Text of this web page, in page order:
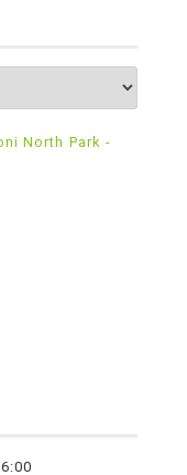
North Park -